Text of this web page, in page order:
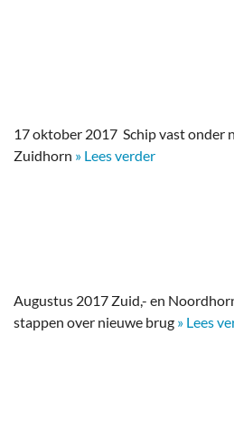
17 oktober 2017 Schip vast onder
Zuidhorn » Lees verder
Augustus 2017 Zuid,- en
stappen over nieuwe brug » Lees